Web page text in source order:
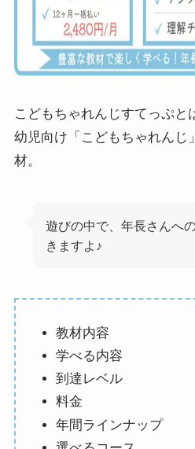
こどもちゃれんじすてっぷと
幼児向け「こどもちゃれんじ
材。
遊びの中で、年長さんへ
きますよ♪
教材内容
学べる内容
到達レベル
料金
年間ラインナップ